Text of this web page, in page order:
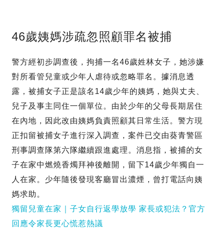
46歲姨媽涉疏忽照顧罪名被捕
警方經初步調查後，拘捕一名46歲姓林女子，她涉嫌
對所看管兒童或少年人虐待或忽略罪名。據消息透
露，被捕女子正是該名14歲少年的姨媽，她與丈夫、
兒子及事主同住一個單位。由於少年的父母長期居住
在內地，因此改由姨媽負責照顧其日常生活。警方現
正扣留被捕女子進行深入調查，案件已交由葵青警區
刑事調查隊第六隊繼續跟進處理。消息指，被捕的女
子在家中燃燒香燭拜神後離開，留下14歲少年獨自一
人在家。少年隨後發現客廳冒出濃煙，曾打電話向姨
媽求助。
獨留兒童在家｜子女自行返學放學 家長或犯法？官方
回應令家長更心慌惹熱議